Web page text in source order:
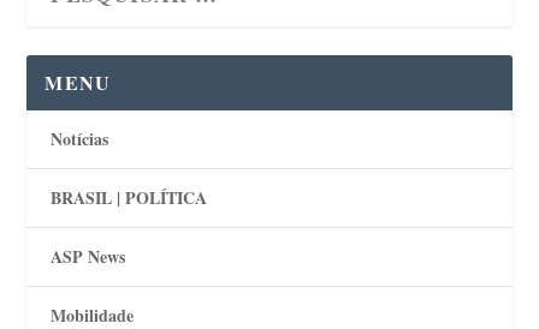
MENU
Notícias
BRASIL | POLÍTICA
ASP News
Mobilidade